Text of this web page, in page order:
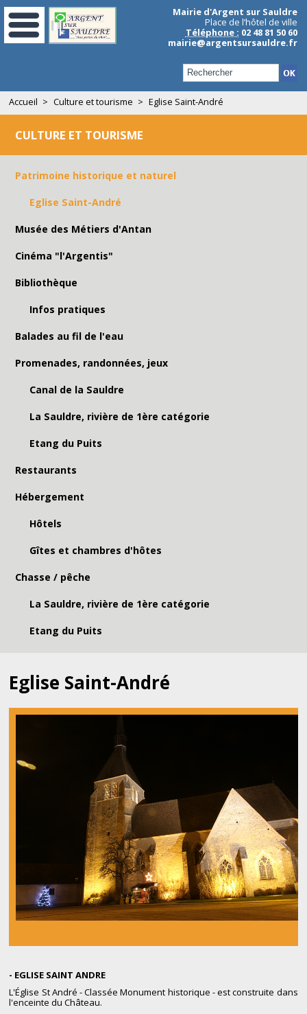
Aller au contenu principal
Mairie d'Argent sur Sauldre
Place de l’hôtel de ville
Téléphone : 02 48 81 50 60
mairie@argentsursauldre.fr
Formulaire de recherche
Accueil > Culture et tourisme > Eglise Saint-André
CULTURE ET TOURISME
Patrimoine historique et naturel
Eglise Saint-André
Musée des Métiers d'Antan
Cinéma "l'Argentis"
Bibliothèque
Infos pratiques
Balades au fil de l'eau
Promenades, randonnées, jeux
Canal de la Sauldre
La Sauldre, rivière de 1ère catégorie
Etang du Puits
Restaurants
Hébergement
Hôtels
Gîtes et chambres d'hôtes
Chasse / pêche
La Sauldre, rivière de 1ère catégorie
Etang du Puits
Eglise Saint-André
- EGLISE SAINT ANDRE
L'Église St André - Classée Monument historique - est construite dans
l'enceinte du Château.